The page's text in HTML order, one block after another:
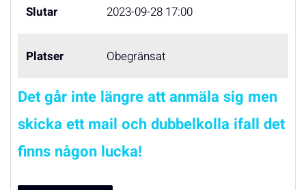
Slutar 2023-09-28 17:00
Platser Obegränsat
Det går inte längre att anmäla sig men
skicka ett mail och dubbelkolla ifall det
finns någon lucka!